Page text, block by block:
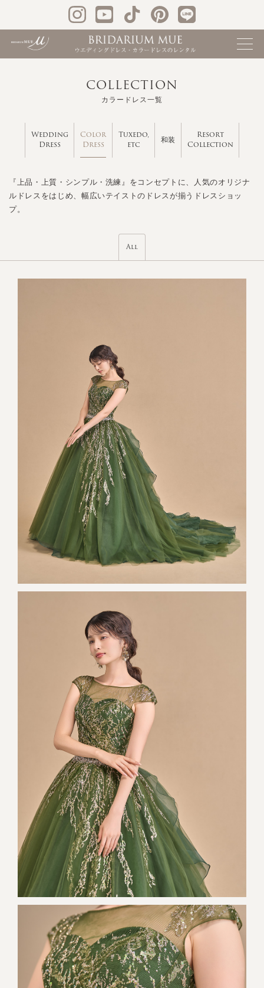
COLLECTION
カラードレス一覧
Wedding
Dress
Color
Dress
Tuxedo,
etc
和装
Resort
Collection
『上品・上質・シンプル・洗練』をコンセプトに、人気のオリジナ
ルドレスをはじめ、幅広いテイストのドレスが揃うドレスショッ
プ。
All